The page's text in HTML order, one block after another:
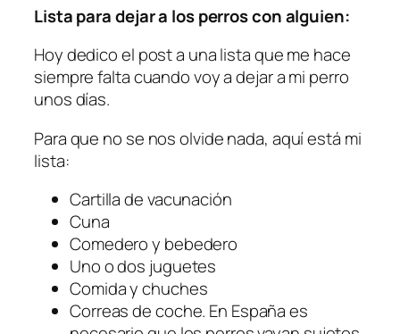
Lista para dejar a los perros con alguien:
Hoy dedico el post a una lista que me hace
siempre falta cuando voy a dejar a mi perro
unos días.
Para que no se nos olvide nada, aquí está mi
lista:
Cartilla de vacunación
Cuna
Comedero y bebedero
Uno o dos juguetes
Comida y chuches
Correas de coche. En España es